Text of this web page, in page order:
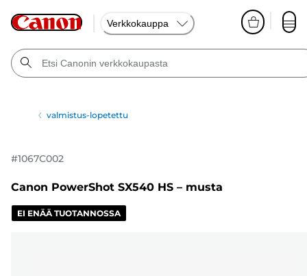
Verkkokauppa
valmistus-lopetettu
#1067C002
Canon PowerShot SX540 HS – musta
EI ENÄÄ TUOTANNOSSA